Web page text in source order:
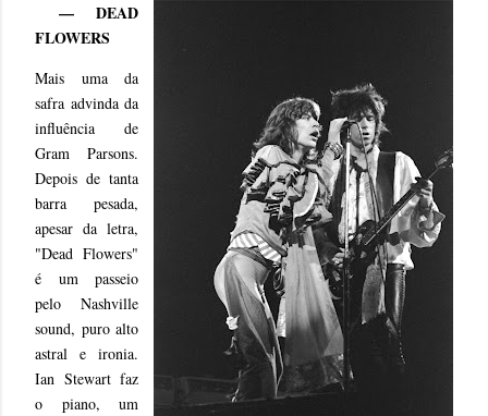
— DEAD
FLOWERS
Mais uma da
safra advinda da
influência de
Gram Parsons.
Depois de tanta
barra pesada,
apesar da letra,
"Dead Flowers"
é um passeio
pelo Nashville
sound, puro alto
astral e ironia.
Ian Stewart faz
o piano, um